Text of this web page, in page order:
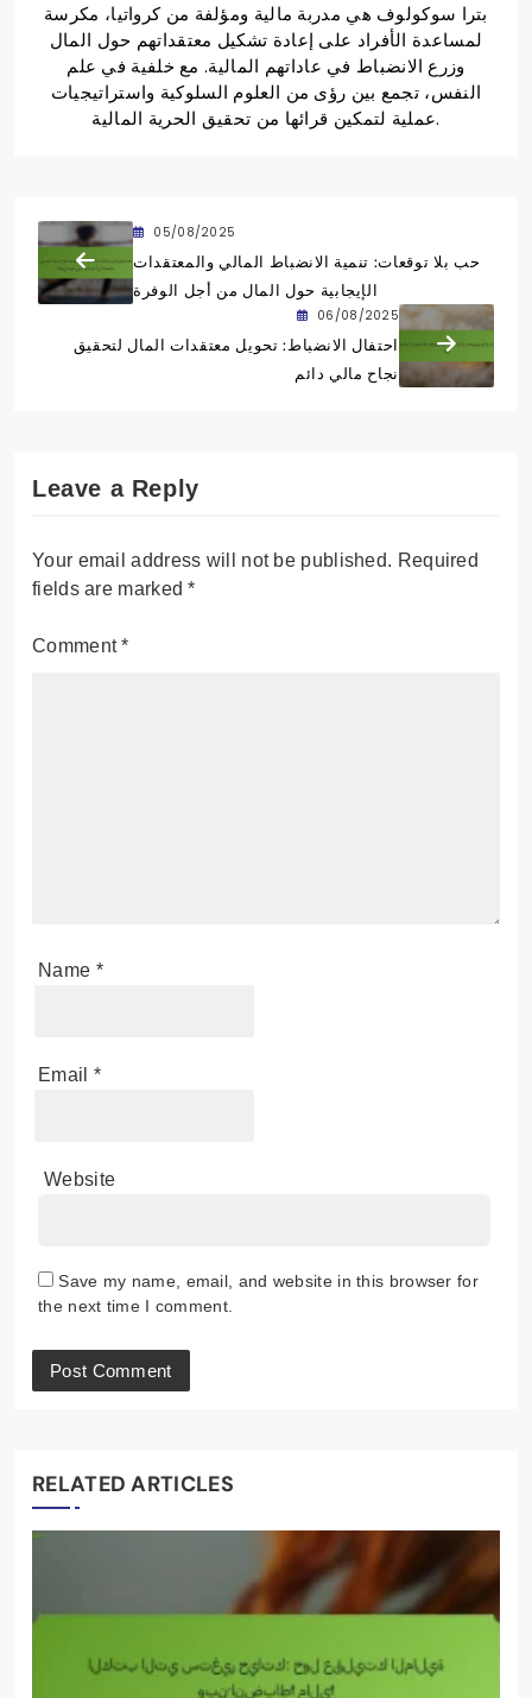
بترا سوكولوف هي مدربة مالية ومؤلفة من كرواتيا، مكرسة
لمساعدة الأفراد على إعادة تشكيل معتقداتهم حول المال
وزرع الانضباط في عاداتهم المالية. مع خلفية في علم
النفس، تجمع بين رؤى من العلوم السلوكية واستراتيجيات
عملية لتمكين قرائها من تحقيق الحرية المالية.
05/08/2025
حب بلا توقعات: تنمية الانضباط المالي والمعتقدات
الإيجابية حول المال من أجل الوفرة
06/08/2025
احتفال الانضباط: تحويل معتقدات المال لتحقيق
نجاح مالي دائم
Leave a Reply
Your email address will not be published. Required
fields are marked*
Comment*
Name *
Email *
Website
Save my name, email, and website in this browser for
the next time I comment.
RELATED ARTICLES